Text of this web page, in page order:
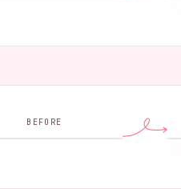
BEFORE